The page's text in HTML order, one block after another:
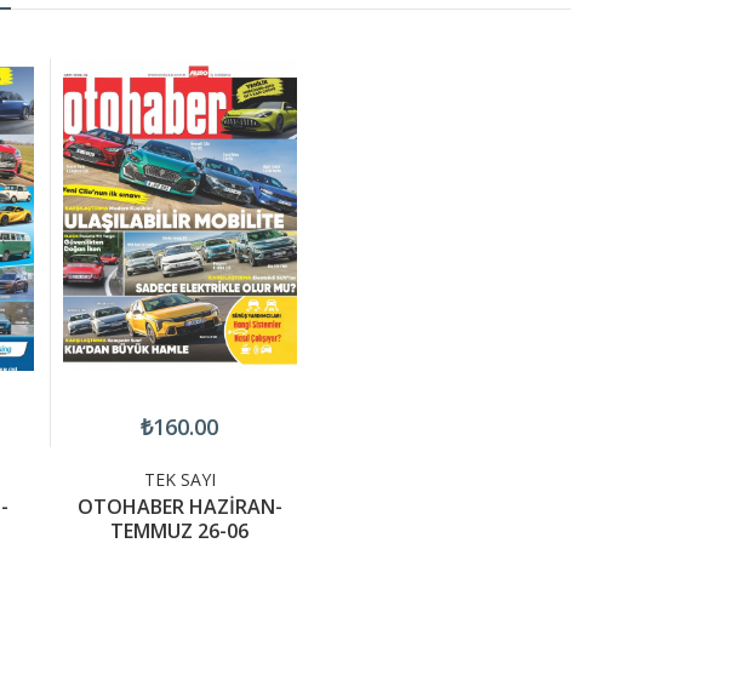
₺160.00
TEK SAYI
OTOHABER HAZİRAN-
TEMMUZ 26-06